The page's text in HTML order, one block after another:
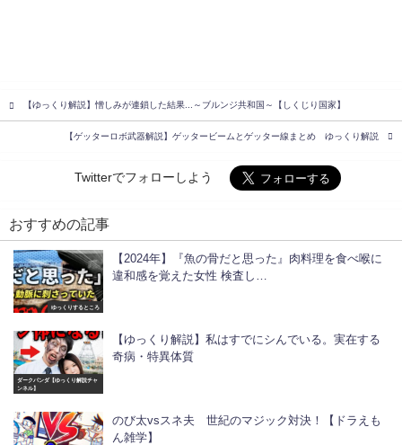
【ゆっくり解説】憎しみが連鎖した結果...～ブルンジ共和国～【しくじり国家】
【ゲッターロボ武器解説】ゲッタービームとゲッター線まとめ ゆっくり解説
Twitterでフォローしよう
おすすめの記事
ゆっくりするところ
【2024年】『魚の骨だと思った』肉料理を食べ喉に
違和感を覚えた女性 検査し…
ダークパンダ【ゆっくり解説チャ
ンネル】
【ゆっくり解説】私はすでにシんでいる。実在する
奇病・特異体質
のび太vsスネ夫 世紀のマジック対決！【ドラえも
ん雑学】